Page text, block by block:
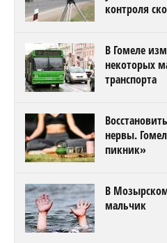
контроля
В Гомеле
некоторых
транспорта
нервы.
пикник»
В
мальчик